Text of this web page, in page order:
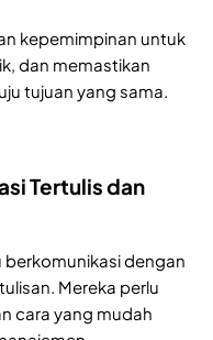
kepemimpinan untuk
dan memastikan
tujuan yang sama.
Tertulis dan
dengan
Mereka perlu
cara yang mudah